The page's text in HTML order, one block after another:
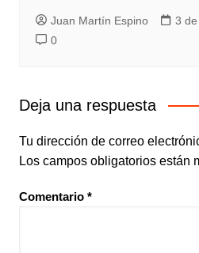
Juan Martín Espino
3
0
Deja una respuesta
Tu dirección de correo
Los campos obligatorios están
Comentario *